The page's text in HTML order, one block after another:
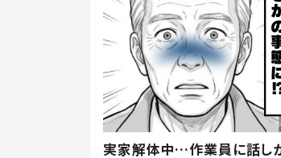
実家解体中…作業員に話し